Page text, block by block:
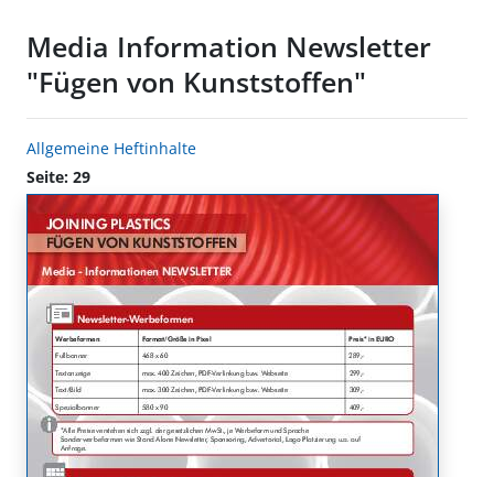
Media Information Newsletter
"Fügen von Kunststoffen"
Allgemeine Heftinhalte
Seite: 29